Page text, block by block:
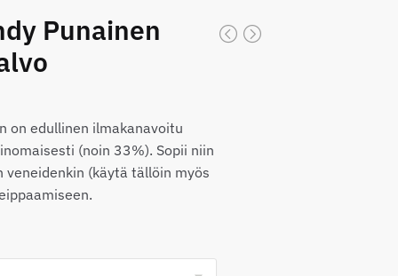
Punainen
on edullinen ilmakanavoitu
(noin 33%). Sopii niin
veneidenkin (käytä tällöin myös